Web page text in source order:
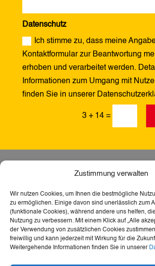
Zustimmung verwalten
Wir nutzen Cookies, um Ihnen die bestmögliche
zu ermöglichen. Einige davon sind unerlässlich zum
(funktionale Cookies), während andere uns helfen,
Nutzung zu verbessern. Mit einem Klick auf „Alle
der Verwendung von zusätzlichen Cookies
freiwillig und kann jederzeit mit Wirkung für die
Weitergehende Informationen finden Sie in unserer
Datenschutz
Ich stimme zu, dass meine
Kontaktformular zur Beantwortung
erhoben und verarbeitet werden.
Informationen zum Umgang mit
finden Sie in unserer
3 + 14 =